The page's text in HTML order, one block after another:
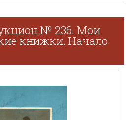
№ 236. Мои
книжки. Начало